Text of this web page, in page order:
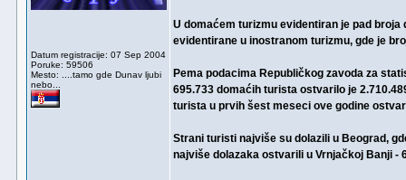
Datum registracije: 07 Sep 2004
Poruke: 59506
Mesto: ....tamo gde Dunav ljubi
nebo...
U domaćem turizmu evidentiran je pad
evidentirane u inostranom turizmu, gde je
Pema podacima Republičkog zavoda za
695.733 domaćih turista ostvarilo je
turista u prvih šest meseci ove godine
Strani turisti najviše su dolazili u Beograd,
najviše dolazaka ostvarili u Vrnjačkoj Banji -